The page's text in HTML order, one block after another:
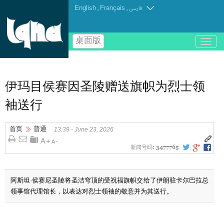
English . Français .فارسی
桌面版
باز
و
伊玛目侯赛因圣陵赠送旗帜为烈士领
袖送行
首页 普通 13:39 - June 23, 2026
新闻号码: 3477765
阿斯坦·侯赛尼圣陵将圣洁穹顶的受祝福旗帜交给了伊朗驻卡尔巴拉总
领事馆代理馆长，以表达对烈士领袖的敬意并为其送行。